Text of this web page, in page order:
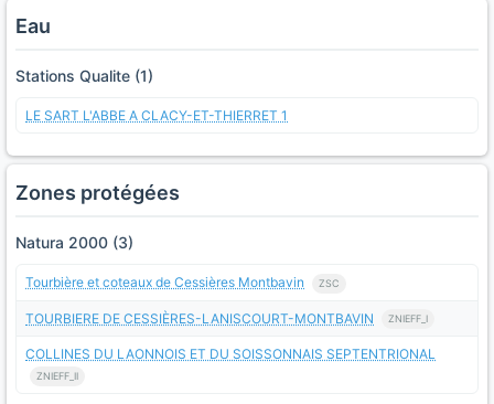
Eau
Stations Qualite (1)
LE SART L'ABBE A CLACY-ET-THIERRET 1
Zones protégées
Natura 2000 (3)
Tourbière et coteaux de Cessières Montbavin ZSC
TOURBIERE DE CESSIÈRES-LANISCOURT-MONTBAVIN ZNIEFF_I
COLLINES DU LAONNOIS ET DU SOISSONNAIS SEPTENTRIONAL
ZNIEFF_II